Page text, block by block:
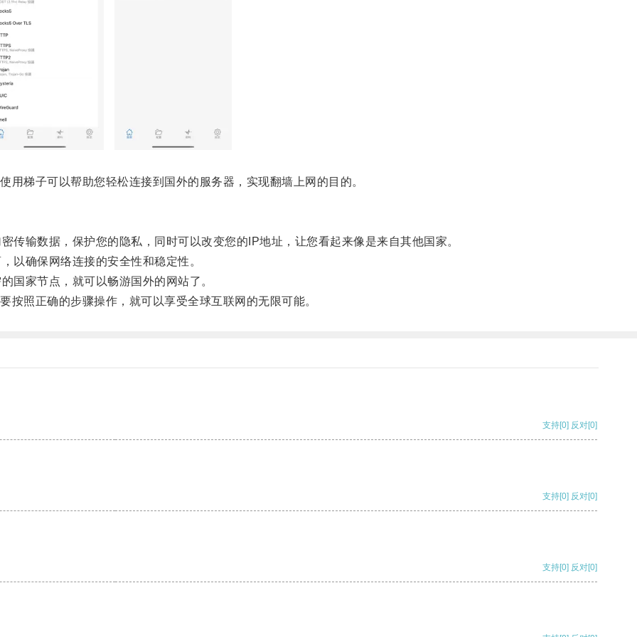
子可以帮助您轻松连接到国外的服务器，实现翻墙上网的目的。
数据，保护您的隐私，同时可以改变您的IP地址，让您看起来像是来自其他国家。
确保网络连接的安全性和稳定性。
家节点，就可以畅游国外的网站了。
照正确的步骤操作，就可以享受全球互联网的无限可能。
支持[0] 反对[0]
支持[0] 反对[0]
支持[0] 反对[0]